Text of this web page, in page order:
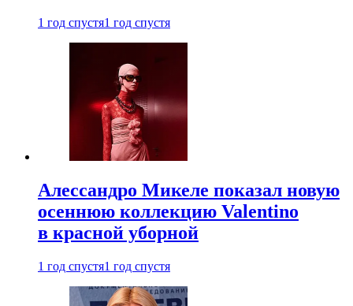
1 год спустя1 год спустя
Алессандро Микеле показал новую
осеннюю коллекцию Valentino
в красной уборной
1 год спустя1 год спустя